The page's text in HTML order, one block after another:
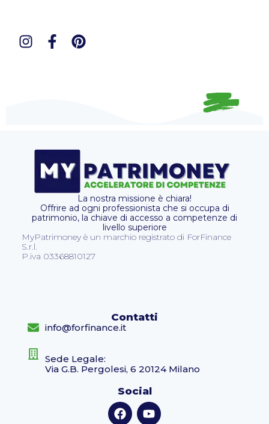
La nostra missione è chiara!
Offrire ad ogni professionista che si occupa di
patrimonio, la chiave di accesso a competenze di
livello superiore
MyPatrimoney è un marchio registrato di ForFinance
S.r.l.
P.iva 03368810127
Contatti
info@forfinance.it
Sede Legale:
Via G.B. Pergolesi, 6 20124 Milano
Social